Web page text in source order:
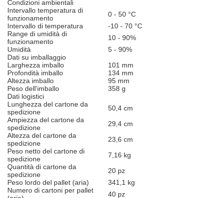
Condizioni ambientali
Intervallo temperatura di
funzionamento
0 - 50 °C
Intervallo di temperatura
-10 - 70 °C
Range di umidità di
funzionamento
10 - 90%
Umidità
5 - 90%
Dati su imballaggio
Larghezza imballo
101 mm
Profondità imballo
134 mm
Altezza imballo
95 mm
Peso dell'imballo
358 g
Dati logistici
Lunghezza del cartone da
spedizione
50,4 cm
Ampiezza del cartone da
spedizione
29,4 cm
Altezza del cartone da
spedizione
23,6 cm
Peso netto del cartone di
spedizione
7,16 kg
Quantità di cartone da
spedizione
20 pz
Peso lordo del pallet (aria)
341,1 kg
Numero di cartoni per pallet
40 pz